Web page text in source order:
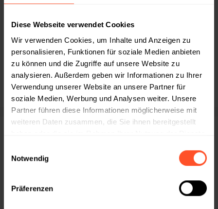
Diese Webseite verwendet Cookies
Wir verwenden Cookies, um Inhalte und Anzeigen zu
personalisieren, Funktionen für soziale Medien anbieten
zu können und die Zugriffe auf unsere Website zu
analysieren. Außerdem geben wir Informationen zu Ihrer
Verwendung unserer Website an unsere Partner für
soziale Medien, Werbung und Analysen weiter. Unsere
Partner führen diese Informationen möglicherweise mit
weiteren Daten zusammen, die Sie ihnen bereitgestellt
Notwendig
Präferenzen
Kategorien
Boxen zu Weihnachten
Boxen zu Ostern
Onboardingboxen
Boxen für jeden Anlass
ÜBER UNS